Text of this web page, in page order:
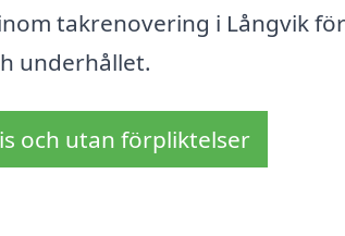
takrenovering i Långvik
underhållet.
och utan förpliktelser